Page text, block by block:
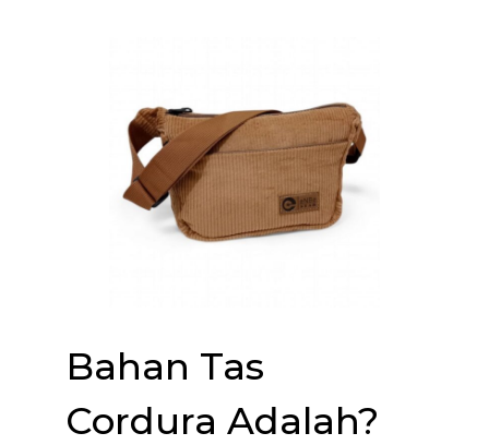
Bahan Tas
Cordura Adalah?